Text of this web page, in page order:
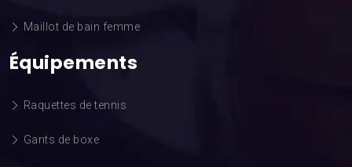
Maillot de bain femme
Équipements
Raquettes de tennis
Gants de boxe